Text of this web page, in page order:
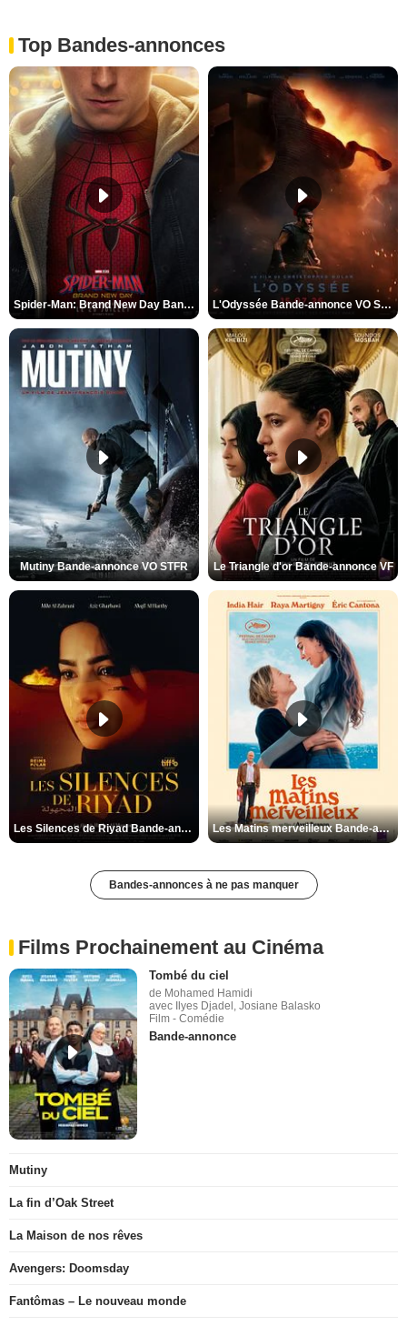
Top Bandes-annonces
Spider-Man: Brand New Day Bande-annonce VO STFR L'Odyssée Bande-annonce VO STFR
Mutiny Bande-annonce VO STFR Le Triangle d'or Bande-annonce VF
Les Silences de Riyad Bande-annonce VO STFR Les Matins merveilleux Bande-annonce VF
Bandes-annonces à ne pas manquer
Films Prochainement au Cinéma
Tombé du ciel
de Mohamed Hamidi
avec Ilyes Djadel, Josiane Balasko
Film - Comédie
Bande-annonce
Mutiny
La fin d’Oak Street
La Maison de nos rêves
Avengers: Doomsday
Fantômas – Le nouveau monde